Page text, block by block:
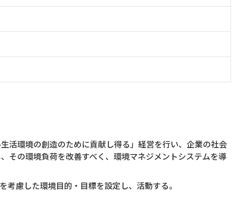
活環境の創造のために貢献し得る」経営を行い、企業の社会
その環境負荷を改善すべく、環境マネジメントシステムを導
慮した環境目的・目標を設定し、活動する。